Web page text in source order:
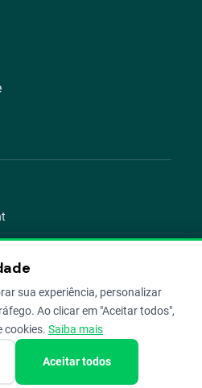
sua experiência, personalizar
Ao clicar em "Aceitar todos",
cookies. Saiba mais
Aceitar todos